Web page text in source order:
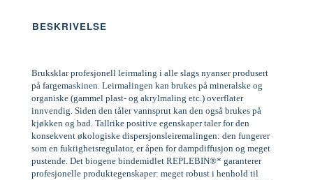
BESKRIVELSE
Bruksklar profesjonell leirmaling i alle slags nyanser produsert
på fargemaskinen. Leirmalingen kan brukes på mineralske og
organiske (gammel plast- og akrylmaling etc.) overflater
innvendig. Siden den tåler vannsprut kan den også brukes på
kjøkken og bad. Tallrike positive egenskaper taler for den
konsekvent økologiske dispersjonsleiremalingen: den fungerer
som en fuktighetsregulator, er åpen for dampdiffusjon og meget
pustende. Det biogene bindemidlet REPLEBIN®* garanterer
profesjonelle produktegenskaper: meget robust i henhold til